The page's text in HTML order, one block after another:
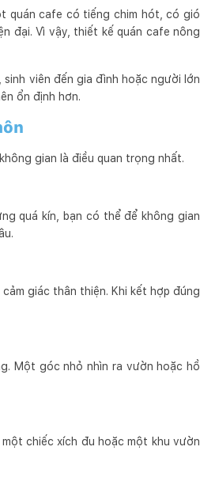
quán cafe có tiếng chim hót, có gió
đại. Vì vậy, thiết kế quán cafe nông
viên đến gia đình hoặc người lớn
ổn định hơn.
gian là điều quan trọng nhất.
quá kín, bạn có thể để không gian
giác thân thiện. Khi kết hợp đúng
Một góc nhỏ nhìn ra vườn hoặc hồ
chiếc xích đu hoặc một khu vườn